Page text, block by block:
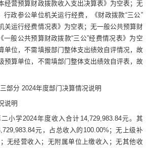
经营预算财政拨款收入支出决算表》为空表；无
行政参公单位机关运行经费，《财政拨款“三公”
关运行经费情况表》为空表；无一般公共预算财
一般公共预算财政拨款“三公”经费情况表》为空
单位，不需填报部门整体支出绩效自评情况，故
预算单位，不需填部门整体支出绩效自评表，故
部分 2024年度部门决算情况说明
说明
二小学2024年度收入合计 14,729,983.84元。其
元 ，占总收入的 100.00% ； 无 上级补
无经营收入； 无附属单位 上缴收入； 无其他收